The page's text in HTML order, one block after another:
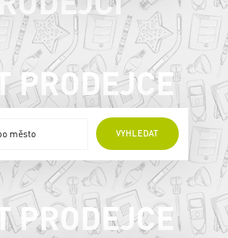
PRODEJCE
VYHLEDAT
PRODEJCI
PRODEJCE